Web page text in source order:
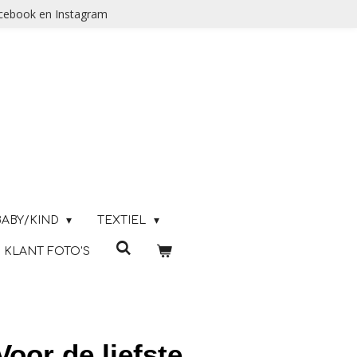
en Instagram
KIND TEXTIEL
KLANT FOTO'S